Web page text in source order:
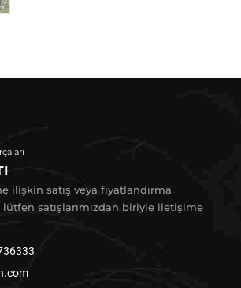
ilişkin satış veya fiyatlandırma
lütfen satışlarımızdan biriyle iletişime